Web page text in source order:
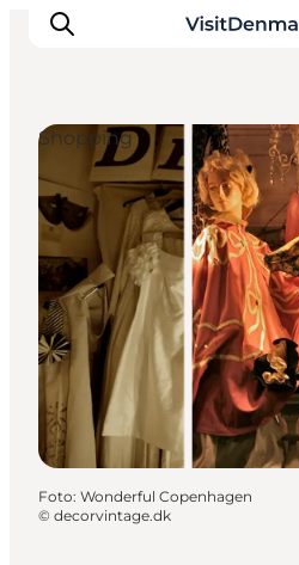
Inspiration
Destinationer
Oplevelser
Overnatning
Planlæg ferien
Shopping
Foto: Wonderful Copenhagen
© decorvintage.dk